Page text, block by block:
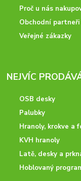
Proč u nás
Obchodní partneři
Veřejné zákazky
NEJVÍC
OSB desky
Palubky
Hranoly, krokve a
KVH hranoly
Latě, desky a
Hoblovaný